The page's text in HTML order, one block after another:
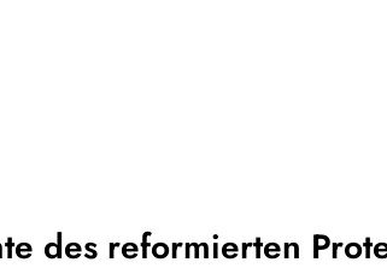
des reformierten